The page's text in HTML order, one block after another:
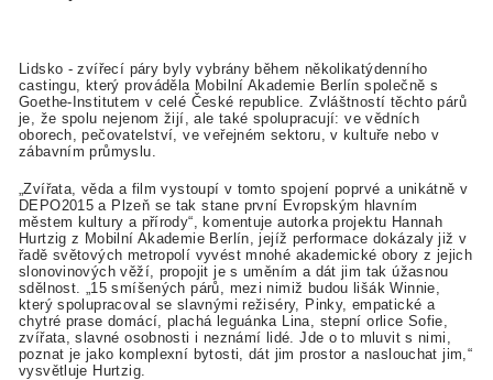
Lidsko - zvířecí páry byly vybrány během několikatýdenního
castingu, který prováděla Mobilní Akademie Berlín společně s
Goethe-Institutem v celé České republice. Zvláštností těchto párů
je, že spolu nejenom žijí, ale také spolupracují: ve vědních
oborech, pečovatelství, ve veřejném sektoru, v kultuře nebo v
zábavním průmyslu.
„Zvířata, věda a film vystoupí v tomto spojení poprvé a unikátně v
DEPO2015 a Plzeň se tak stane první Evropským hlavním
městem kultury a přírody“, komentuje autorka projektu Hannah
Hurtzig z Mobilní Akademie Berlín, jejíž performace dokázaly již v
řadě světových metropolí vyvést mnohé akademické obory z jejich
slonovinových věží, propojit je s uměním a dát jim tak úžasnou
sdělnost. „15 smíšených párů, mezi nimiž budou lišák Winnie,
který spolupracoval se slavnými režiséry, Pinky, empatické a
chytré prase domácí, plachá leguánka Lina, stepní orlice Sofie,
zvířata, slavné osobnosti i neznámí lidé. Jde o to mluvit s nimi,
poznat je jako komplexní bytosti, dát jim prostor a naslouchat jim,“
vysvětluje Hurtzig.